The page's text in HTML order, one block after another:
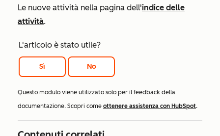
Le nuove attività nella pagina dell'indice delle
attività.
L'articolo è stato utile?
Sì No
Questo modulo viene utilizzato solo per il feedback della
documentazione. Scopri come ottenere assistenza con HubSpot.